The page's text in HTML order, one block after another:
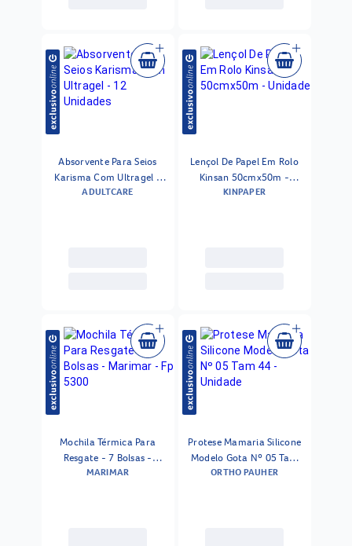
Absorvente Para Seios
Karisma Com Ultragel -
12 Unidades
ADULTCARE
Lençol De Papel Em Rolo
Kinsan 50cmx50m -
Unidade
KINPAPER
Mochila Térmica Para
Resgate - 7 Bolsas -
Marimar - Fp 5300
MARIMAR
Protese Mamaria Silicone
Modelo Gota Nº 05 Tam
44 - Unidade
ORTHO PAUHER